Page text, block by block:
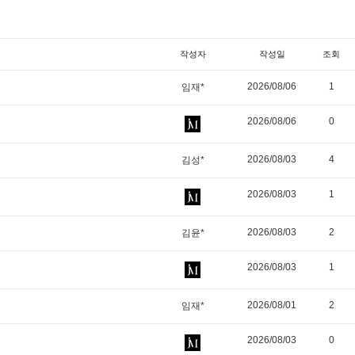
작성자 작성일 조회
임재* 2026/08/06 1
2026/08/06 0
김성* 2026/08/03 4
2026/08/03 1
김윤* 2026/08/03 2
2026/08/03 1
임재* 2026/08/01 2
2026/08/03 0